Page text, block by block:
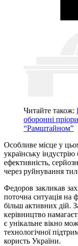
Читайте також:
оборонні
“Рамштайном”
Особливе місце у
українську
ефективність,
через руйнування
Федоров закликав
поточна ситуація на
більш активних дій.
керівництво
є унікальне вікно
технологічної
користь України.